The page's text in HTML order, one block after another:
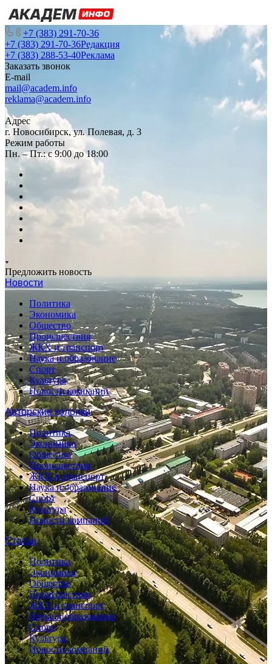
+7 (383) 291-70-36
+7 (383) 291-70-36Редакция
+7 (383) 288-53-40Реклама
Заказать звонок
E-mail
mail@academ.info
reklama@academ.info
Адрес
г. Новосибирск, ул. Полевая, д. 3
Режим работы
Пн. – Пт.: с 9:00 до 18:00
Предложить новость
Новости
Политика
Экономика
Общество
Происшествия
ЖКХ и транспорт
Наука и образование
Спорт
Культура
Новости компаний
Авторские колонки
Политика
Экономика
Общество
Происшествия
ЖКХ и транспорт
Наука и образование
Спорт
Культура
Новости компаний
Статьи
Политика
Экономика
Общество
Происшествия
ЖКХ и транспорт
Наука и образование
Спорт
Культура
Новости компаний